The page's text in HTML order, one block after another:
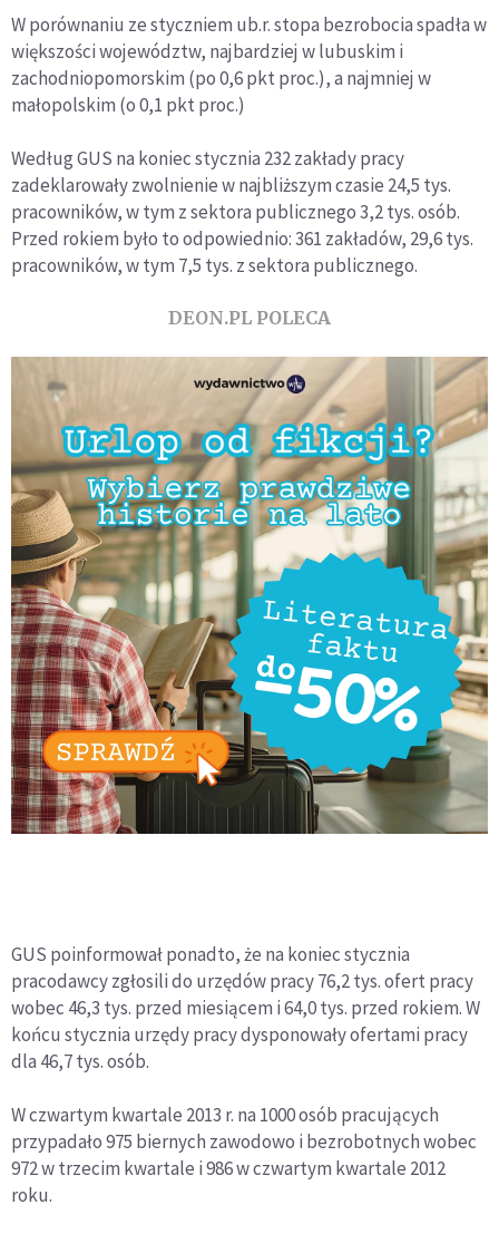
W porównaniu ze styczniem ub.r. stopa bezrobocia spadła w
większości województw, najbardziej w lubuskim i
zachodniopomorskim (po 0,6 pkt proc.), a najmniej w
małopolskim (o 0,1 pkt proc.)
Według GUS na koniec stycznia 232 zakłady pracy
zadeklarowały zwolnienie w najbliższym czasie 24,5 tys.
pracowników, w tym z sektora publicznego 3,2 tys. osób.
Przed rokiem było to odpowiednio: 361 zakładów, 29,6 tys.
pracowników, w tym 7,5 tys. z sektora publicznego.
DEON.PL POLECA
GUS poinformował ponadto, że na koniec stycznia
pracodawcy zgłosili do urzędów pracy 76,2 tys. ofert pracy
wobec 46,3 tys. przed miesiącem i 64,0 tys. przed rokiem. W
końcu stycznia urzędy pracy dysponowały ofertami pracy
dla 46,7 tys. osób.
W czwartym kwartale 2013 r. na 1000 osób pracujących
przypadało 975 biernych zawodowo i bezrobotnych wobec
972 w trzecim kwartale i 986 w czwartym kwartale 2012
roku.